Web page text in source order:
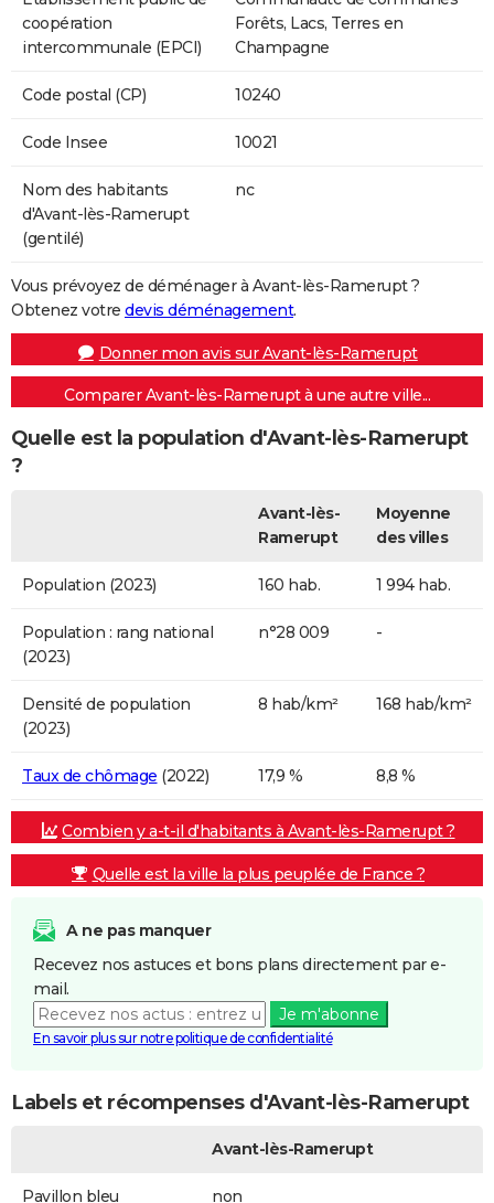
coopération
intercommunale (EPCI)
Forêts, Lacs, Terres en
Champagne
Code postal (CP) 10240
Code Insee 10021
Nom des habitants
d'Avant-lès-Ramerupt
(gentilé)
nc
Vous prévoyez de déménager à Avant-lès-Ramerupt ?
Obtenez votre devis déménagement.
Donner mon avis sur Avant-lès-Ramerupt
Comparer Avant-lès-Ramerupt à une autre ville...
Quelle est la population d'Avant-lès-Ramerupt
?
Avant-lès-
Ramerupt
Moyenne
des villes
Population (2023) 160 hab. 1 994 hab.
Population : rang national
(2023)
n°28 009 -
Densité de population
(2023)
8 hab/km² 168 hab/km²
Taux de chômage (2022) 17,9 % 8,8 %
Combien y a-t-il d'habitants à Avant-lès-Ramerupt ?
Quelle est la ville la plus peuplée de France ?
A ne pas manquer
Recevez nos astuces et bons plans directement par e-
mail.
Je m'abonne
En savoir plus sur notre politique de confidentialité
Labels et récompenses d'Avant-lès-Ramerupt
Avant-lès-Ramerupt
Pavillon bleu non